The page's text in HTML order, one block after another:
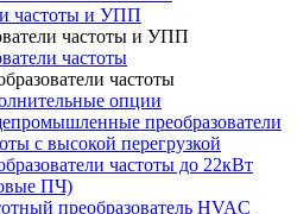
частоты и УПП
частоты и УПП
частоты
частоты
опции
преобразователи
с высокой перегрузкой
частоты до 22кВт
ПЧ)
преобразователь HVAC